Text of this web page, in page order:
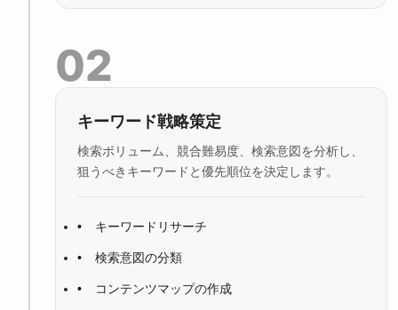
02
キーワード戦略策定
検索ボリューム、競合難易度、検索意図を分析し、
狙うべきキーワードと優先順位を決定します。
キーワードリサーチ
検索意図の分類
コンテンツマップの作成